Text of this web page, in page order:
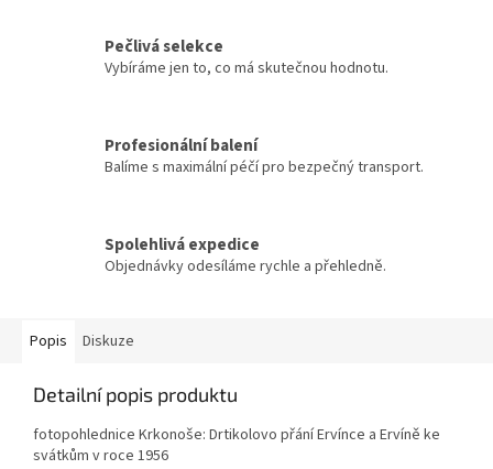
Pečlivá selekce
Vybíráme jen to, co má skutečnou hodnotu.
Profesionální balení
Balíme s maximální péčí pro bezpečný transport.
Spolehlivá expedice
Objednávky odesíláme rychle a přehledně.
Popis Diskuze
Detailní popis produktu
fotopohlednice Krkonoše: Drtikolovo přání Ervínce a Ervíně ke
svátkům v roce 1956